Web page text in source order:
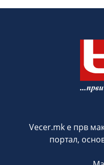
Vecer.mk е прв
портал,